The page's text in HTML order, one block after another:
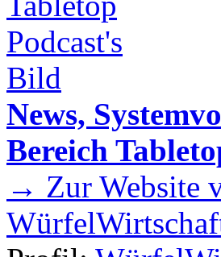
News,
Bereich
→ Zur Website